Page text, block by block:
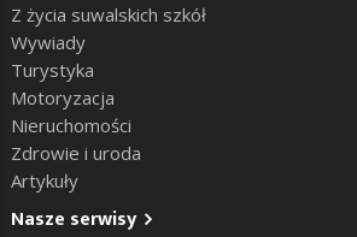
Z życia suwalskich szkół
Wywiady
Turystyka
Motoryzacja
Nieruchomości
Zdrowie i uroda
Artykuły
Nasze serwisy